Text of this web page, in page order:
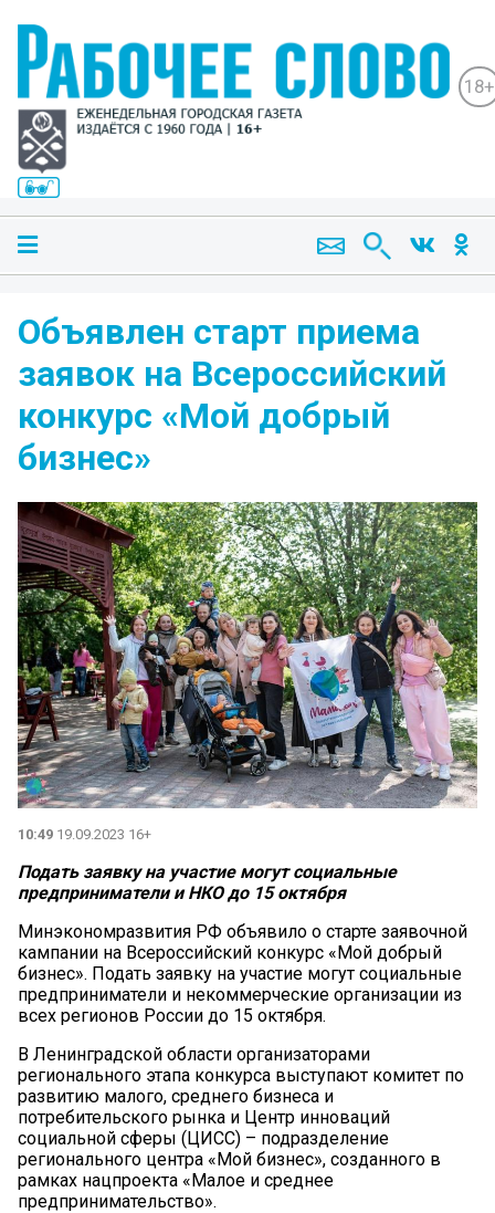
18+
Объявлен старт приема
заявок на Всероссийский
конкурс «Мой добрый
бизнес»
10:49 19.09.2023 16+
Подать заявку на участие могут социальные
предприниматели и НКО до 15 октября
Минэкономразвития РФ объявило о старте заявочной
кампании на Всероссийский конкурс «Мой добрый
бизнес». Подать заявку на участие могут социальные
предприниматели и некоммерческие организации из
всех регионов России до 15 октября.
В Ленинградской области организаторами
регионального этапа конкурса выступают комитет по
развитию малого, среднего бизнеса и
потребительского рынка и Центр инноваций
социальной сферы (ЦИСС) – подразделение
регионального центра «Мой бизнес», созданного в
рамках нацпроекта «Малое и среднее
предпринимательство».